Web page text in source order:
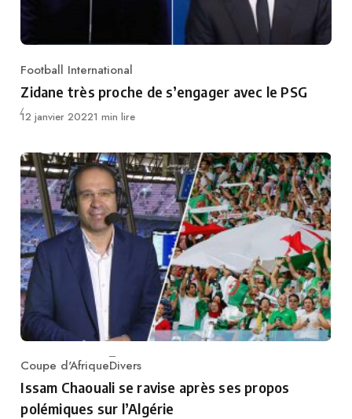
Category
Football International
Zidane très proche de s’engager avec le PSG
Publié
12 janvier 20221 min lire
Category
Coupe d'AfriqueDivers
Issam Chaouali se ravise après ses propos
polémiques sur l’Algérie